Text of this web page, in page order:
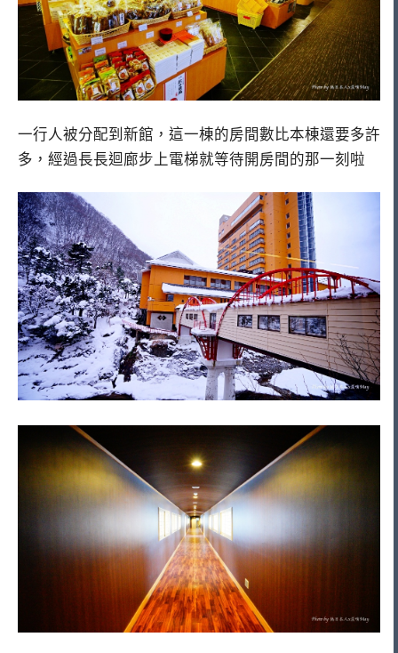
一行人被分配到新館，這一棟的房間數比本棟還要多許
多，經過長長迴廊步上電梯就等待開房間的那一刻啦